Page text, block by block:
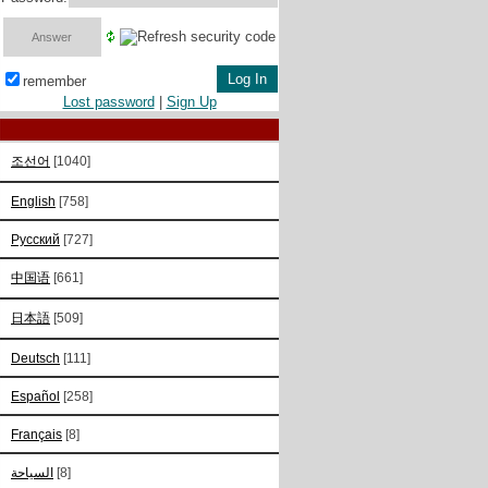
remember
Lost password
Sign Up
조선어 [1040]
English [758]
Русский [727]
中国语 [661]
日本語 [509]
Deutsch [111]
Español [258]
Français [8]
السياحة [8]